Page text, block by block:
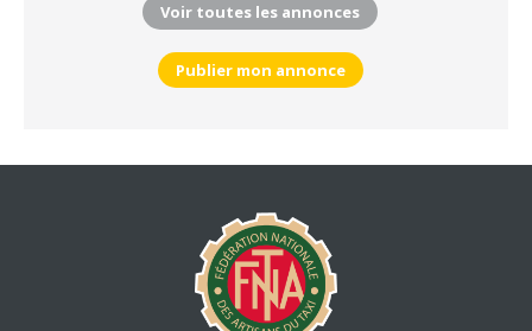
Voir toutes les annonces
Publier mon annonce